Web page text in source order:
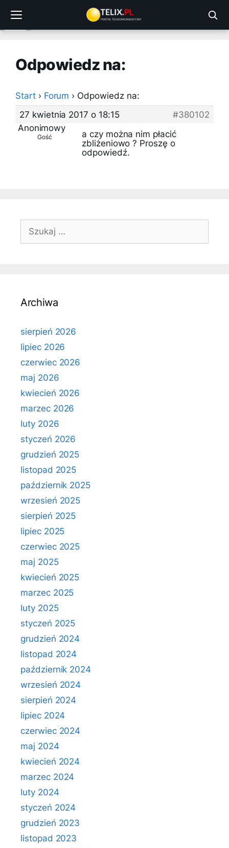
treści
Odpowiedz na:
Start › Forum › Odpowiedz na:
27 kwietnia 2017 o 18:15
#380102
Anonimowy
Gość
a czy można nim płacić
zbliżeniowo ? Proszę o
odpowiedź.
Szukaj:
Archiwa
sierpień 2026
lipiec 2026
czerwiec 2026
maj 2026
kwiecień 2026
marzec 2026
luty 2026
styczeń 2026
grudzień 2025
listopad 2025
październik 2025
wrzesień 2025
sierpień 2025
lipiec 2025
czerwiec 2025
maj 2025
kwiecień 2025
marzec 2025
luty 2025
styczeń 2025
grudzień 2024
listopad 2024
październik 2024
wrzesień 2024
sierpień 2024
lipiec 2024
czerwiec 2024
maj 2024
kwiecień 2024
marzec 2024
luty 2024
styczeń 2024
grudzień 2023
listopad 2023